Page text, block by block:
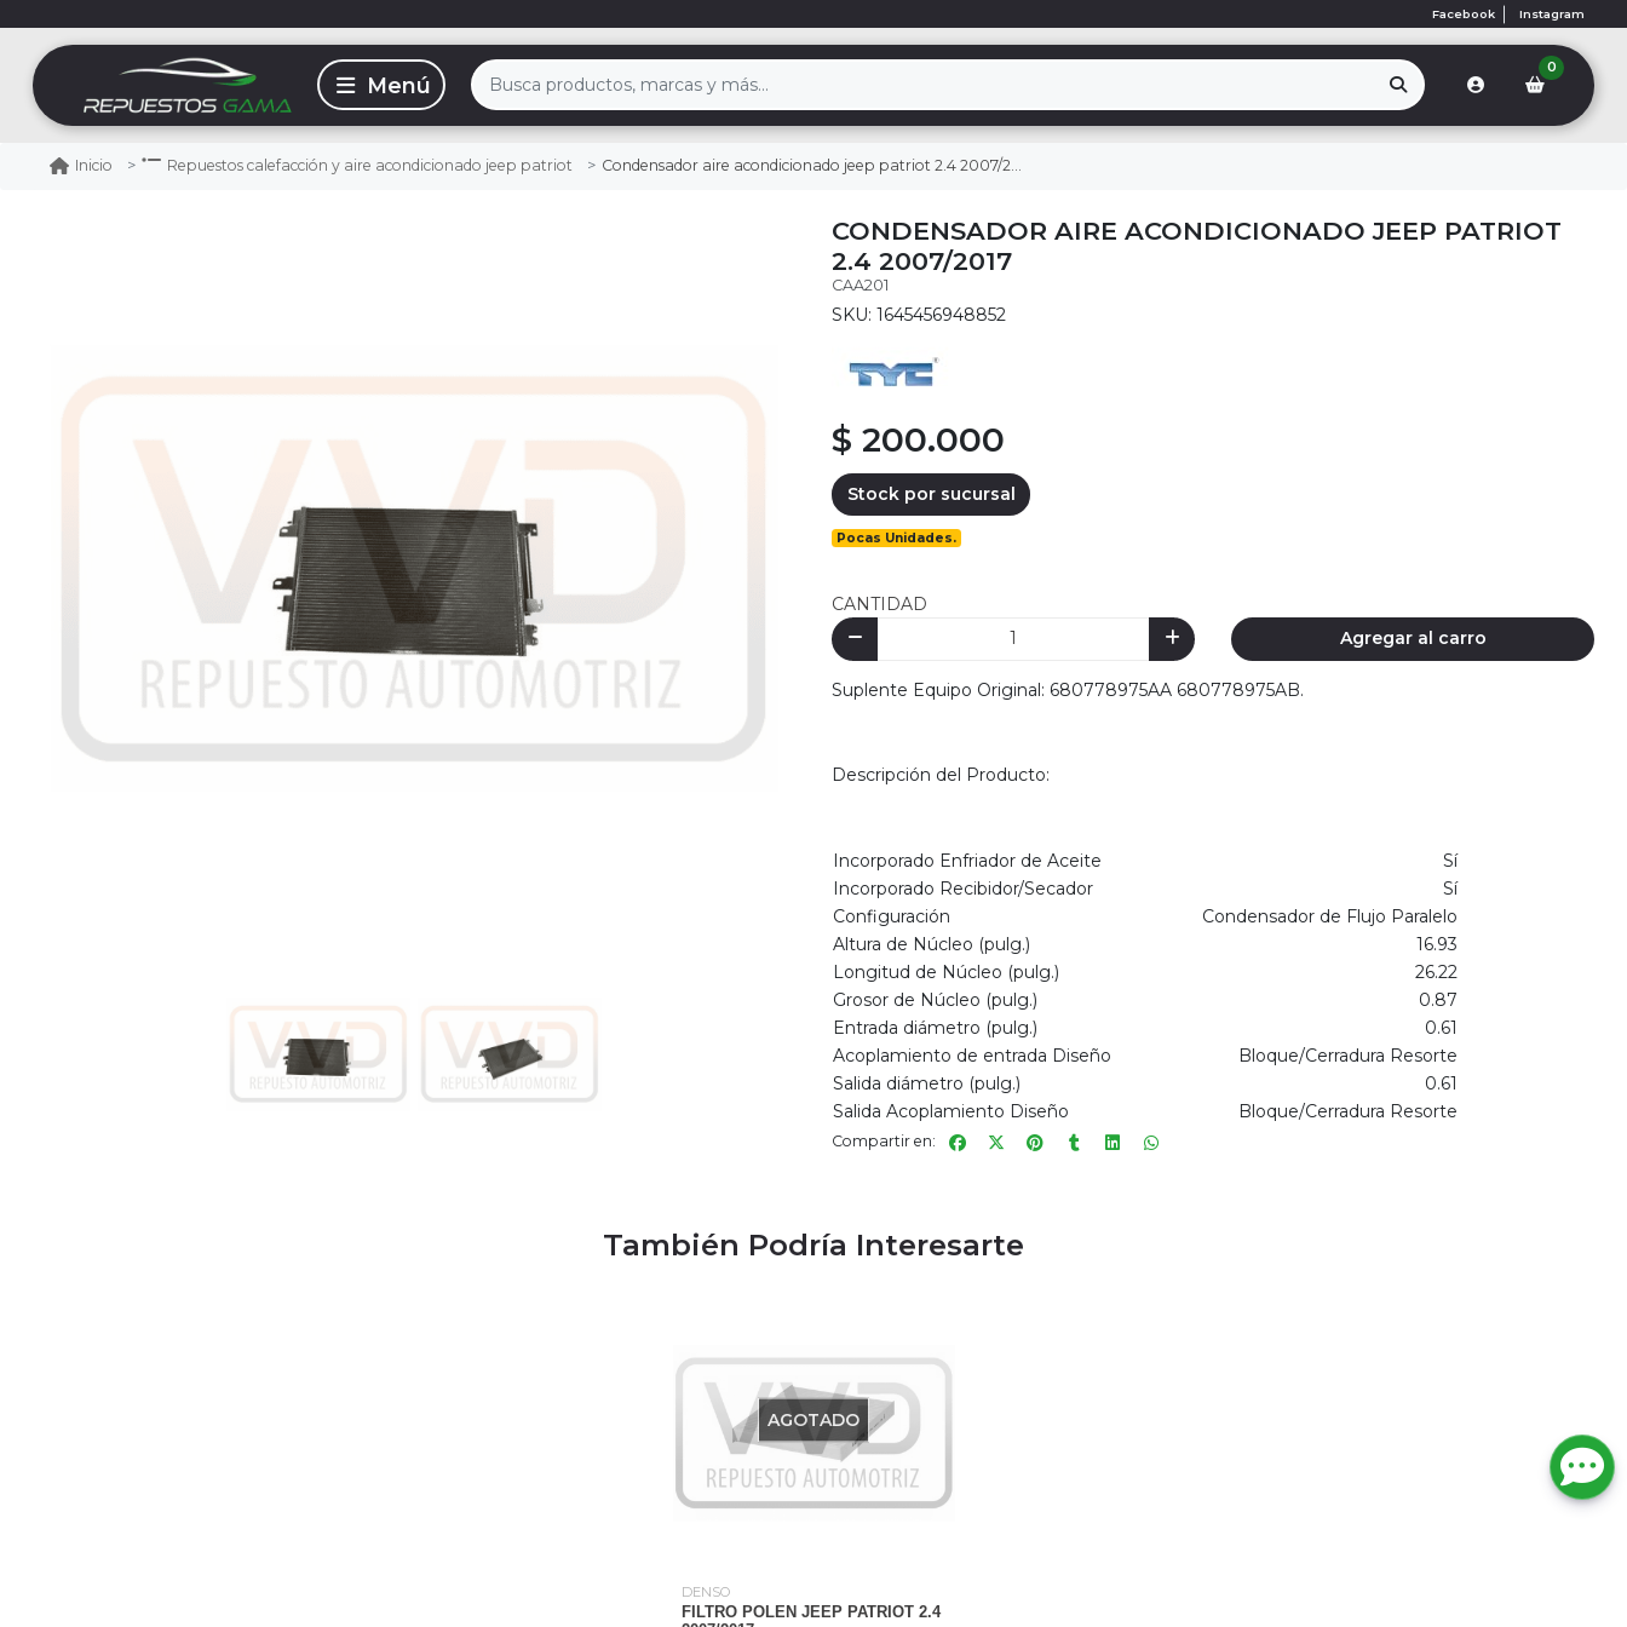
Facebook Instagram
0
Inicio Repuestos calefacción y aire acondicionado jeep patriot Condensador aire acondicionado jeep patriot 2.4 2007/2017
CONDENSADOR AIRE ACONDICIONADO JEEP PATRIOT
2.4 2007/2017
CAA201
SKU: 1645456948852
$ 200.000
Stock por sucursal
Pocas Unidades.
CANTIDAD
Agregar al carro
Suplente Equipo Original: 680778975AA 680778975AB.
Descripción del Producto:
Incorporado Enfriador de Aceite
Sí
Incorporado Recibidor/Secador
Sí
Configuración
Condensador de Flujo Paralelo
Altura de Núcleo (pulg.)
16.93
Longitud de Núcleo (pulg.)
26.22
Grosor de Núcleo (pulg.)
0.87
Entrada diámetro (pulg.)
0.61
Acoplamiento de entrada Diseño
Bloque/Cerradura Resorte
Salida diámetro (pulg.)
0.61
Salida Acoplamiento Diseño
Bloque/Cerradura Resorte
Compartir en:
También Podría Interesarte
AGOTADO
DENSO
FILTRO POLEN JEEP PATRIOT 2.4